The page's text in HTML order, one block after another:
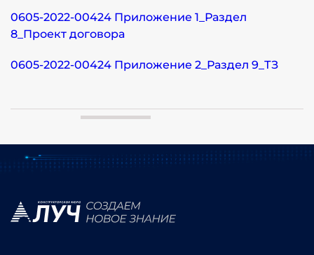
0605-2022-00424 Приложение 1_Раздел
8_Проект договора
0605-2022-00424 Приложение 2_Раздел 9_ТЗ